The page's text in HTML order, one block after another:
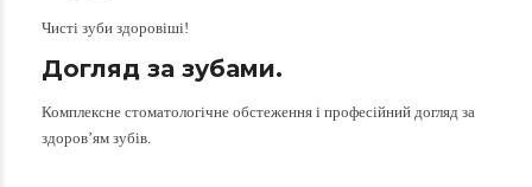
Чисті зуби здоровіші!
Догляд за зубами.
Комплексне стоматологічне обстеження і професійний догляд за
здоров’ям зубів.